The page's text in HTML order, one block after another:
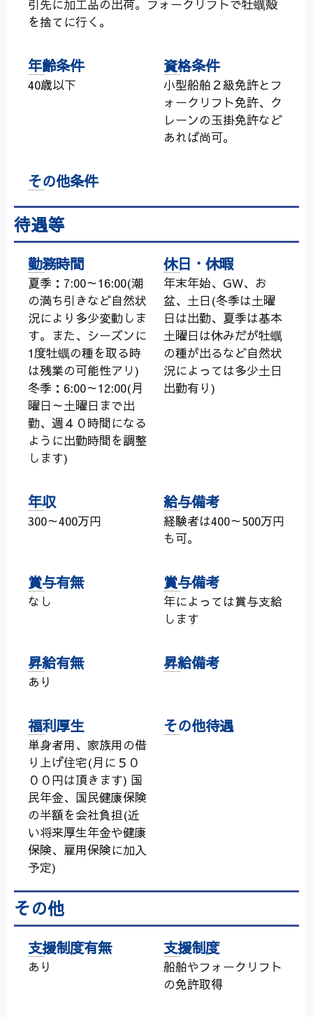
引先に加工品の出荷。フォークリフトで牡蠣殻
を捨てに行く。
年齢条件
40歳以下
資格条件
小型船舶２級免許とフ
ォークリフト免許、ク
レーンの玉掛免許など
あれば尚可。
その他条件
待遇等
勤務時間
夏季：7:00～16:00(潮
の満ち引きなど自然状
況により多少変動しま
す。また、シーズンに
1度牡蠣の種を取る時
は残業の可能性アリ)
冬季：6:00～12:00(月
曜日～土曜日まで出
勤、週４０時間になる
ように出勤時間を調整
します)
休日・休暇
年末年始、GW、お
盆、土日(冬季は土曜
日は出勤、夏季は基本
土曜日は休みだが牡蠣
の種が出るなど自然状
況によっては多少土日
出勤有り)
年収
300～400万円
給与備考
経験者は400～500万円
も可。
賞与有無
なし
賞与備考
年によっては賞与支給
します
昇給有無
あり
昇給備考
福利厚生
単身者用、家族用の借
り上げ住宅(月に５０
００円は頂きます) 国
民年金、国民健康保険
の半額を会社負担(近
い将来厚生年金や健康
保険、雇用保険に加入
予定)
その他待遇
その他
支援制度有無
あり
支援制度
船舶やフォークリフト
の免許取得